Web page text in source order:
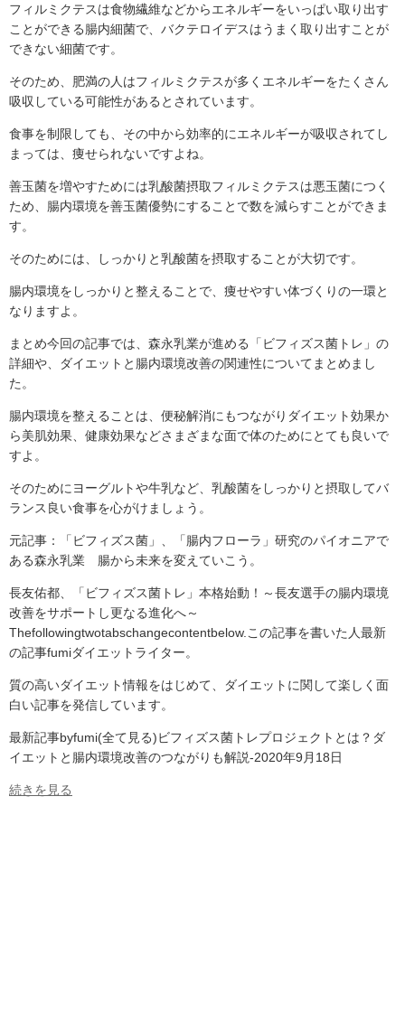
フィルミクテスは食物繊維などからエネルギーをいっぱい取り出す
ことができる腸内細菌で、バクテロイデスはうまく取り出すことが
できない細菌です。
そのため、肥満の人はフィルミクテスが多くエネルギーをたくさん
吸収している可能性があるとされています。
食事を制限しても、その中から効率的にエネルギーが吸収されてし
まっては、痩せられないですよね。
善玉菌を増やすためには乳酸菌摂取フィルミクテスは悪玉菌につく
ため、腸内環境を善玉菌優勢にすることで数を減らすことができま
す。
そのためには、しっかりと乳酸菌を摂取することが大切です。
腸内環境をしっかりと整えることで、痩せやすい体づくりの一環と
なりますよ。
まとめ今回の記事では、森永乳業が進める「ビフィズス菌トレ」の
詳細や、ダイエットと腸内環境改善の関連性についてまとめまし
た。
腸内環境を整えることは、便秘解消にもつながりダイエット効果か
ら美肌効果、健康効果などさまざまな面で体のためにとても良いで
すよ。
そのためにヨーグルトや牛乳など、乳酸菌をしっかりと摂取してバ
ランス良い食事を心がけましょう。
元記事：「ビフィズス菌」、「腸内フローラ」研究のパイオニアで
ある森永乳業 腸から未来を変えていこう。
長友佑都、「ビフィズス菌トレ」本格始動！～長友選手の腸内環境
改善をサポートし更なる進化へ～
Thefollowingtwotabschangecontentbelow.この記事を書いた人最新
の記事fumiダイエットライター。
質の高いダイエット情報をはじめて、ダイエットに関して楽しく面
白い記事を発信しています。
最新記事byfumi(全て見る)ビフィズス菌トレプロジェクトとは？ダ
イエットと腸内環境改善のつながりも解説-2020年9月18日
続きを見る